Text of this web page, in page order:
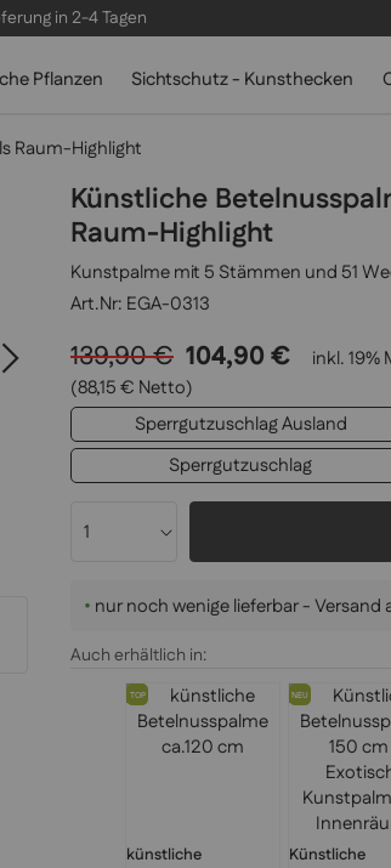
in 2-4 Tagen
Pflanzen Sichtschutz - Kunsthecken
Raum-Highlight
Künstliche
Raum-Highlight
Kunstpalme mit 5 Stämmen und 51
EGA-0313
139,90 € 104,90 €
(88,15 € Netto)
inkl. 19%
Sperrgutzuschlag Ausland
Sperrgutzuschlag
• nur noch wenige lieferbar -
Auch erhältlich in:
TOP
künstliche
NEU
Künstliche